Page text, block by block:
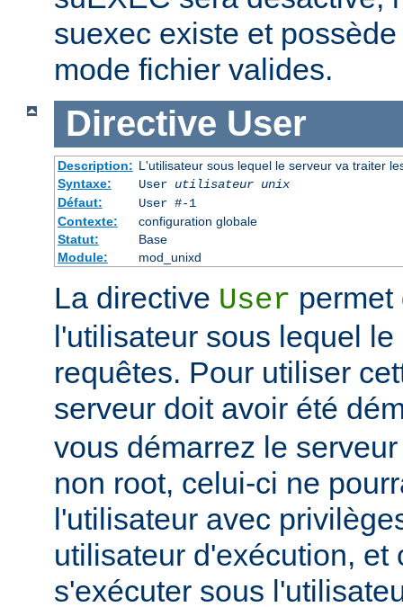
suexec existe et
mode fichier valides.
Directive User
Description: L'utilisateur sous lequel le serveur va traiter
Syntaxe:
User utilisateur unix
Défaut:
User #-1
Contexte:
configuration globale
Statut:
Base
Module:
mod_unixd
La directive User permet
l'utilisateur sous lequel
requêtes. Pour utiliser
serveur doit avoir été
vous démarrez le
non root, celui-ci ne
l'utilisateur avec
utilisateur d'exécution, et
s'exécuter sous